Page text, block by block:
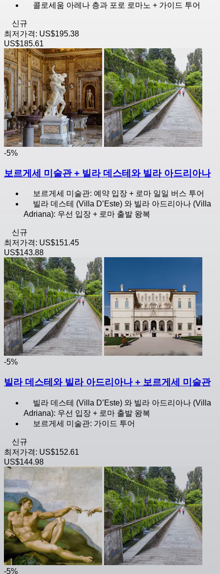
콜로세움 아레나 층과 포로 로마노 + 가이드 투어
신규
최저가격: US$195.38
US$185.61
-5%
보르게세 미술관 + 빌라 데스테와 빌라 아드리아나
보르게세 미술관: 예약 입장 + 로마 일일 버스 투어
빌라 데스테 (Villa D’Este) 와 빌라 아드리아나 (Villa
Adriana): 우선 입장 + 로마 출발 왕복
신규
최저가격: US$151.45
US$143.88
-5%
빌라 데스테와 빌라 아드리아나 + 보르게세 미술관
빌라 데스테 (Villa D’Este) 와 빌라 아드리아나 (Villa
Adriana): 우선 입장 + 로마 출발 왕복
보르게세 미술관: 가이드 투어
신규
최저가격: US$152.61
US$144.98
-5%